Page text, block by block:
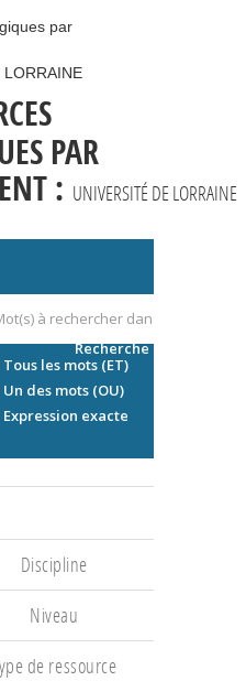
par
LORRAINE
PAR
: UNIVERSITÉ DE LORRAINE
Tous les mots (ET)
Un des mots (OU)
Expression exacte
Recherche avancée
Discipline
Niveau
de ressource